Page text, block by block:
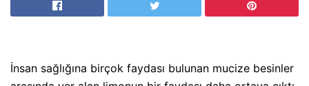
İnsan sağlığına birçok faydası bulunan mucize besinler